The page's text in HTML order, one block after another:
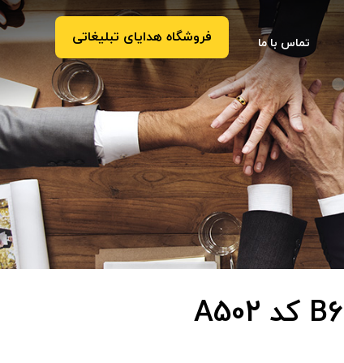
فروشگاه هدایای تبلیغاتی تماس با ما